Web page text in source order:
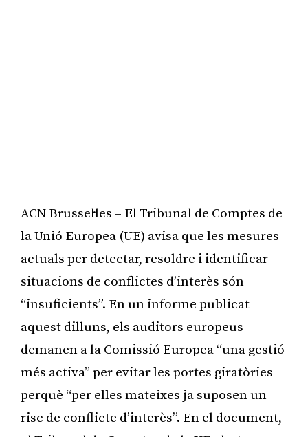
ACN Brussel·les – El Tribunal de Comptes de
la Unió Europea (UE) avisa que les mesures
actuals per detectar, resoldre i identificar
situacions de conflictes d’interès són
“insuficients”. En un informe publicat
aquest dilluns, els auditors europeus
demanen a la Comissió Europea “una gestió
més activa” per evitar les portes giratòries
perquè “per elles mateixes ja suposen un
risc de conflicte d’interès”. En el document,